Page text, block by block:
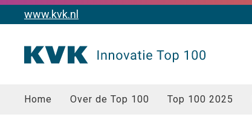
www.kvk.nl
Home Over de Top 100 Top 100 2025